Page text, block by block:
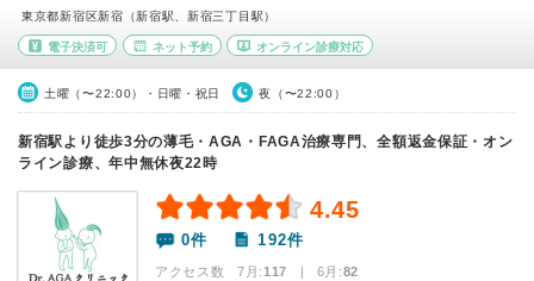
東京都新宿区新宿（新宿駅、新宿三丁目駅）
電子決済可 ネット予約 オンライン診療対応
土曜（〜22:00）・日曜・祝日 夜（〜22:00）
新宿駅より徒歩3分の薄毛・AGA・FAGA治療専門、全額返金保証・オン
ライン診療、年中無休夜22時
4.45
0件 192件
アクセス数 7月:117 | 6月:82